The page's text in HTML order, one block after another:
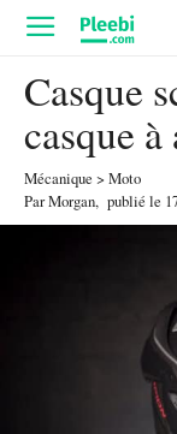
Casque
casque
Mécanique > Moto
ParMorgan, publié le